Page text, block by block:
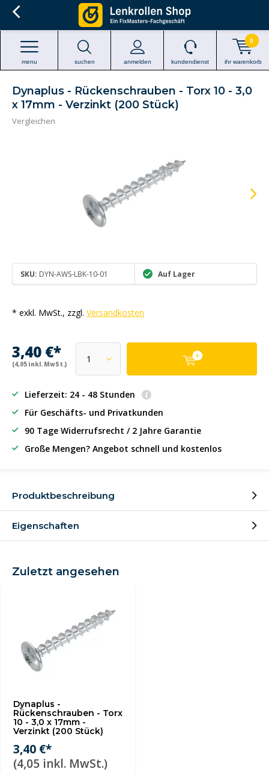
suchen anmelden
menu kundendienst ihr warenkorb
0
Dynaplus - Rückenschrauben - Torx 10 - 3,0
x 17mm - Verzinkt (200 Stück)
Vergleichen
SKU: DYN-AWS-LBK-10-01 Auf Lager
* exkl. MwSt., zzgl. Versandkosten
3,40 €*
(4,05 inkl. MwSt.)
Lieferzeit: 24 - 48 Stunden
Für Geschäfts- und Privatkunden
90 Tage Widerrufsrecht / 2 Jahre Garantie
Große Mengen? Angebot schnell und kostenlos
Produktbeschreibung
Eigenschaften
Zuletzt angesehen
Dynaplus -
Rückenschrauben - Torx
10 - 3,0 x 17mm -
Verzinkt (200 Stück)
3,40 €*
(4,05 inkl. MwSt.)